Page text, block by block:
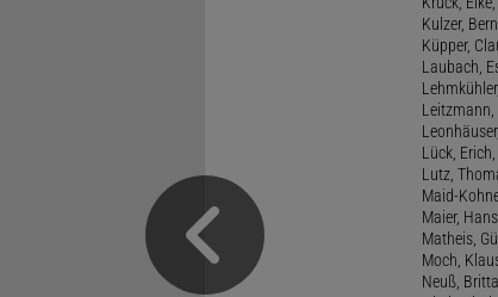
Kulzer,
Küpper,
Laubach,
Leitzmann,
Lück,
Lutz,
Maid-
Maier,
Matheis,
Moch,
Neuß,